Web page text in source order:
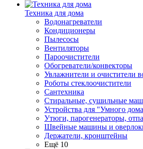
Техника для дома
Водонагреватели
Кондиционеры
Пылесосы
Вентиляторы
Пароочистители
Обогреватели/конвекторы
Увлажнители и очистители
Роботы стеклоочистители
Сантехника
Стиральные, сушильные
Устройства для "Умного
Утюги, парогенераторы,
Швейные машины и
Держатели, кронштейны
Ещё 10